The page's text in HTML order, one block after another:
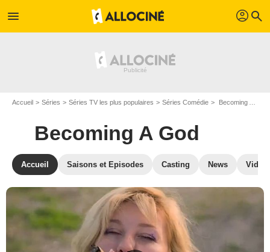
menu profil search
Accueil Séries Séries TV les plus populaires Séries Comédie Becoming A God
Becoming A God
Accueil Saisons et Episodes Casting News